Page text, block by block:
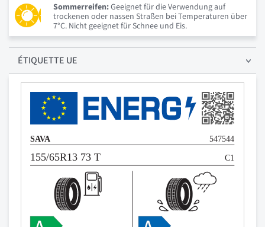
Sommerreifen:Geeignet für die Verwendung auf
trockenen oder nassen Straßen bei Temperaturen über
7°C. Nicht geeignet für Schnee und Eis.
ÉTIQUETTE UE